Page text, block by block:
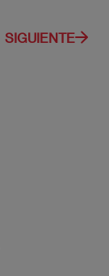
SIGUIENTE